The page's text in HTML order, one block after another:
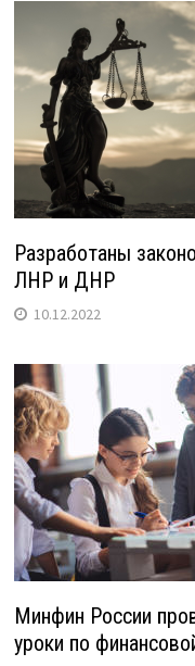
Разработаны
ЛНР и ДНР
10.12.2022
Минфин России
уроки по